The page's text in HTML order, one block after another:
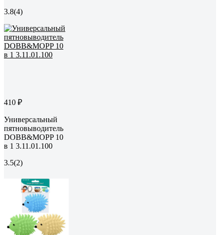
3.8(4)
410 ₽
Универсальный
пятновыводитель
DOBB&MOPP 10
в 1 3.11.01.100
3.5(2)